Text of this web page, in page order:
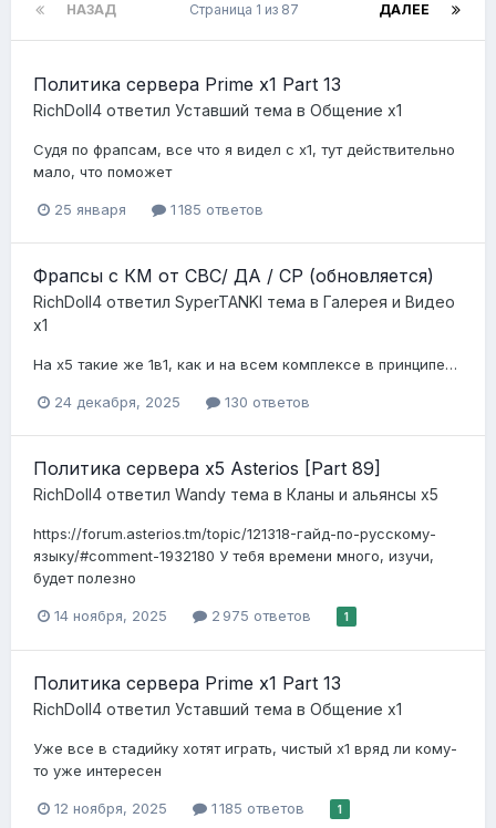
НАЗАД ДАЛЕЕ
Страница 1 из 87
Политика сервера Prime x1 Part 13
RichDoll4 ответил Уставший тема в Общение x1
Судя по фрапсам, все что я видел с х1, тут действительно
мало, что поможет
25 января 1 185 ответов
Фрапсы с КМ от СВС/ ДА / СР (обновляется)
RichDoll4 ответил SyperTANKI тема в Галерея и Видео
x1
На х5 такие же 1в1, как и на всем комплексе в принципе…
24 декабря, 2025 130 ответов
Политика сервера x5 Asterios [Part 89]
RichDoll4 ответил Wandy тема в Кланы и альянсы x5
https://forum.asterios.tm/topic/121318-гайд-по-русскому-
языку/#comment-1932180 У тебя времени много, изучи,
будет полезно
14 ноября, 2025 2 975 ответов 1
Политика сервера Prime x1 Part 13
RichDoll4 ответил Уставший тема в Общение x1
Уже все в стадийку хотят играть, чистый х1 вряд ли кому-
то уже интересен
12 ноября, 2025 1 185 ответов 1